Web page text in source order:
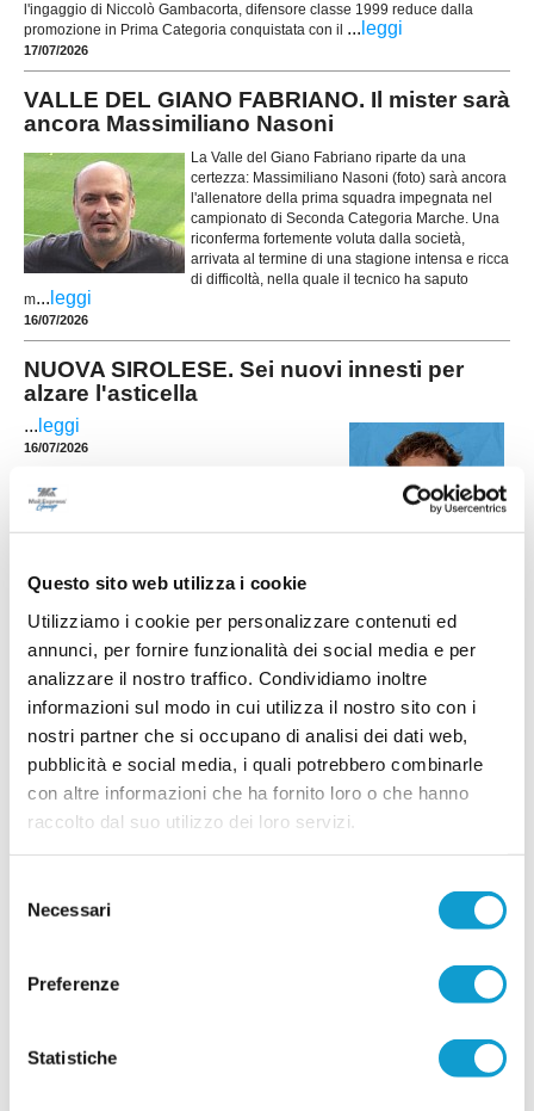
Questo sito web utilizza i cookie
Utilizziamo i cookie per personalizzare contenuti ed
annunci, per fornire funzionalità dei social media e per
analizzare il nostro traffico. Condividiamo inoltre
informazioni sul modo in cui utilizza il nostro sito con i
nostri partner che si occupano di analisi dei dati web,
pubblicità e social media, i quali potrebbero combinarle
con altre informazioni che ha fornito loro o che hanno
raccolto dal suo utilizzo dei loro servizi.
delNecessari
Preferenze
Statistiche
l'ingaggio di Niccolò Gambacorta, difensore classe 1999 reduce dalla
promozione in Prima Categoria conquistata con il ... leggi
17/07/2026
VALLE DEL GIANO FABRIANO. Il mister sarà
ancora Massimiliano Nasoni
La Valle del Giano Fabriano riparte da una
certezza: Massimiliano Nasoni (foto) sarà ancora
l'allenatore della prima squadra impegnata nel
campionato di Seconda Categoria Marche. Una
riconferma fortemente voluta dalla società,
arrivata al termine di una stagione intensa e ricca
di difficoltà, nella quale il tecnico ha saputo
m... leggi
16/07/2026
NUOVA SIROLESE. Sei nuovi innesti per
alzare l'asticella
... leggi
16/07/2026
Lorenzo Baccarini
L'FC Osimo 2011 aggiunge un nuovo tassello al
reparto arretrato con l'ingaggio del difensore
centrale Lorenzo Baccarini, classe 2003, reduce
dall'ultima stagione disputata con la
Filottranes...leggi
BIAGIO NAZZARO. Innesto in difesa: ecco il
centrale Thomas Bellucci
foto: www.biagionazzaro.net La Biagio Nazzaro Chiaravalle continua a
costruire la rosa per la stagione 2026-2027 e ufficializza l'ingaggio
La Sampaolese cala un poker di acquisti in vista
con un mix di giovani di prospettiva ed elementi
di esperienza. In attacco arriva Giuseppe Di